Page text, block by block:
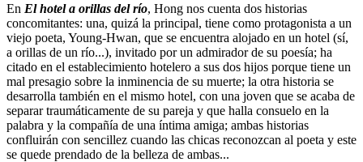
En El hotel a orillas del río, Hong nos cuenta dos historias
concomitantes: una, quizá la principal, tiene como protagonista a un
viejo poeta, Young-Hwan, que se encuentra alojado en un hotel (sí,
a orillas de un río...), invitado por un admirador de su poesía; ha
citado en el establecimiento hotelero a sus dos hijos porque tiene un
mal presagio sobre la inminencia de su muerte; la otra historia se
desarrolla también en el mismo hotel, con una joven que se acaba de
separar traumáticamente de su pareja y que halla consuelo en la
palabra y la compañía de una íntima amiga; ambas historias
confluirán con sencillez cuando las chicas reconozcan al poeta y este
se quede prendado de la belleza de ambas...